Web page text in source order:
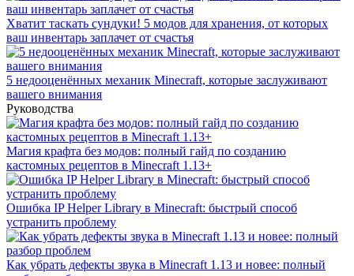
Хватит таскать сундуки! 5 модов для хранения, от которых
ваш инвентарь заплачет от счастья
5 недооценённых механик Minecraft, которые заслуживают
вашего внимания
Руководства
Магия крафта без модов: полный гайд по созданию
кастомных рецептов в Minecraft 1.13+
Ошибка IP Helper Library в Minecraft: быстрый способ
устранить проблему
Как убрать дефекты звука в Minecraft 1.13 и новее: полный